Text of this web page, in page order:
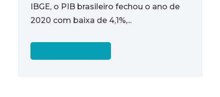
IBGE, o PIB brasileiro fechou o ano de
2020 com baixa de 4,1%,...